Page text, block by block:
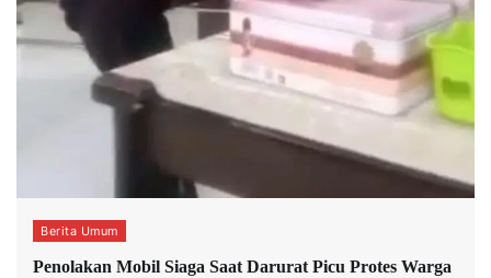
Berita Umum
Penolakan Mobil Siaga Saat Darurat Picu Protes Warga